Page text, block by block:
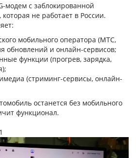
модем с заблокированной
которая не работает в России.
мобильного оператора (МТС,
обновлений и онлайн-сервисов;
функции (прогрев, зарядка,
(стриминг-сервисы, онлайн-
останется без мобильного
функционал.